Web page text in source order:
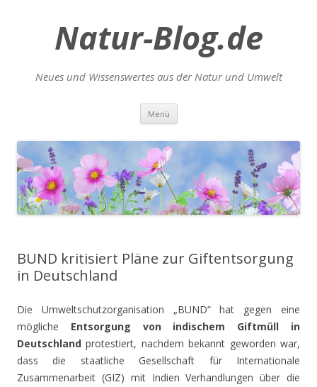
Natur-Blog.de
Neues und Wissenswertes aus der Natur und Umwelt
Menü Zum
springen
BUND kritisiert Pläne zur Giftentsorgung
in Deutschland
Die Umweltschutzorganisation „BUND“ hat gegen eine
mögliche Entsorgung von indischem Giftmüll in
Deutschland protestiert, nachdem bekannt geworden war,
dass die staatliche Gesellschaft für Internationale
Zusammenarbeit (GIZ) mit Indien Verhandlungen über die